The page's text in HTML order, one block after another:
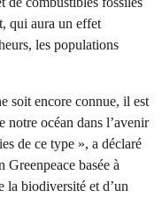
qui aura un effet
les populations
soit encore connue, il est
océan dans l’avenir
de ce type », a déclaré
Greenpeace basée à
la biodiversité et d’un